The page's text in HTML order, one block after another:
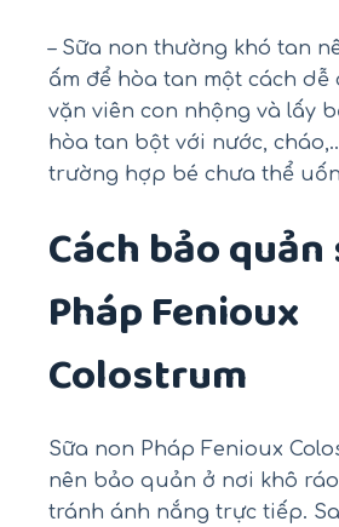
– Sữa non thường khó tan
ấm để hòa tan một cách dễ
vặn viên con nhộng và lấy
hòa tan bột với nước,
trường hợp bé chưa thể
Cách bảo
Pháp Fenioux
Colostrum
Sữa non Pháp Fenioux
nên bảo quản ở nơi khô
tránh ánh nắng trực tiếp.